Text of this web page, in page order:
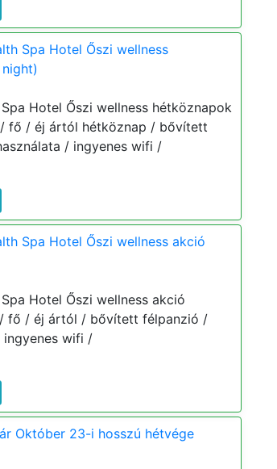
Spa Hotel Őszi wellness
Hotel Őszi wellness hétköznapok
fő / éj ártól hétköznap / bővített
/ ingyenes wifi /
Spa Hotel Őszi wellness akció
Hotel Őszi wellness akció
/ fő / éj ártól / bővített félpanzió /
ingyenes wifi /
Október 23-i hosszú hétvége